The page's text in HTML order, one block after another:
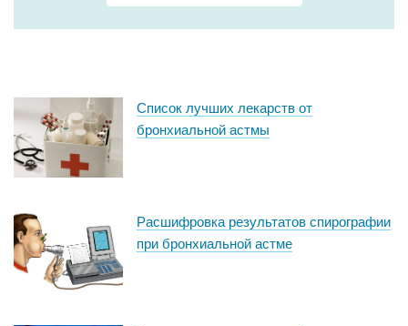
Список лучших лекарств от
бронхиальной астмы
Расшифровка результатов спирографии
при бронхиальной астме